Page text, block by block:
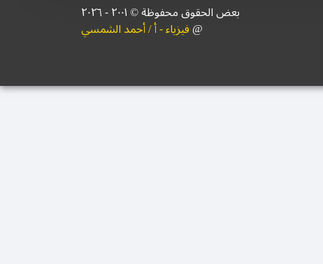
بعض الحقوق محفوظة © ۲۰۰١ - ٢٠٢٦
@فيزياء - أ / أحمد الشمسي